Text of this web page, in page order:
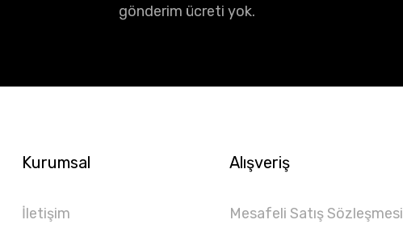
gönderim ücreti yok.
Kurumsal
İletişim
Alışveriş
Mesafeli Satış Sözleşmesi